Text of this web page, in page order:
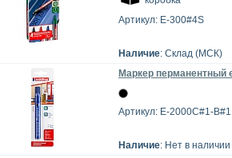
Артикул: E-300#4S
Наличие: Склад (МСК)
Маркер перманентный
Артикул: E-2000C#1-B#1
Наличие: Нет в наличии